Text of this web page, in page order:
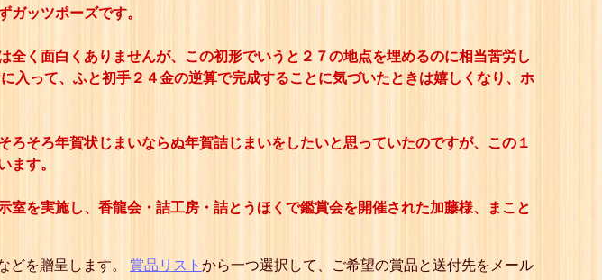
ガッツポーズです。
く面白くありませんが、この初形でいうと２７の地点を埋めるのに相当苦労し
入って、ふと初手２４金の逆算で完成することに気づいたときは嬉しくなり、ホ
ろそろ年賀状じまいならぬ年賀詰じまいをしたいと思っていたのですが、この１
ます。
を実施し、香龍会・詰工房・詰とうほくで鑑賞会を開催された加藤様、まこと
どを贈呈します。 賞品リスト から一つ選択して、ご希望の賞品と送付先をメール